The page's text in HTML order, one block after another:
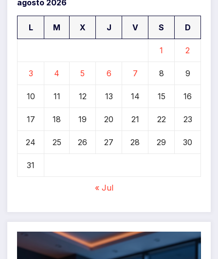
agosto 2026
L M X J V S D
1 2
3 4 5 6 7 8 9
10 11 12 13 14 15 16
17 18 19 20 21 22 23
24 25 26 27 28 29 30
31
« Jul